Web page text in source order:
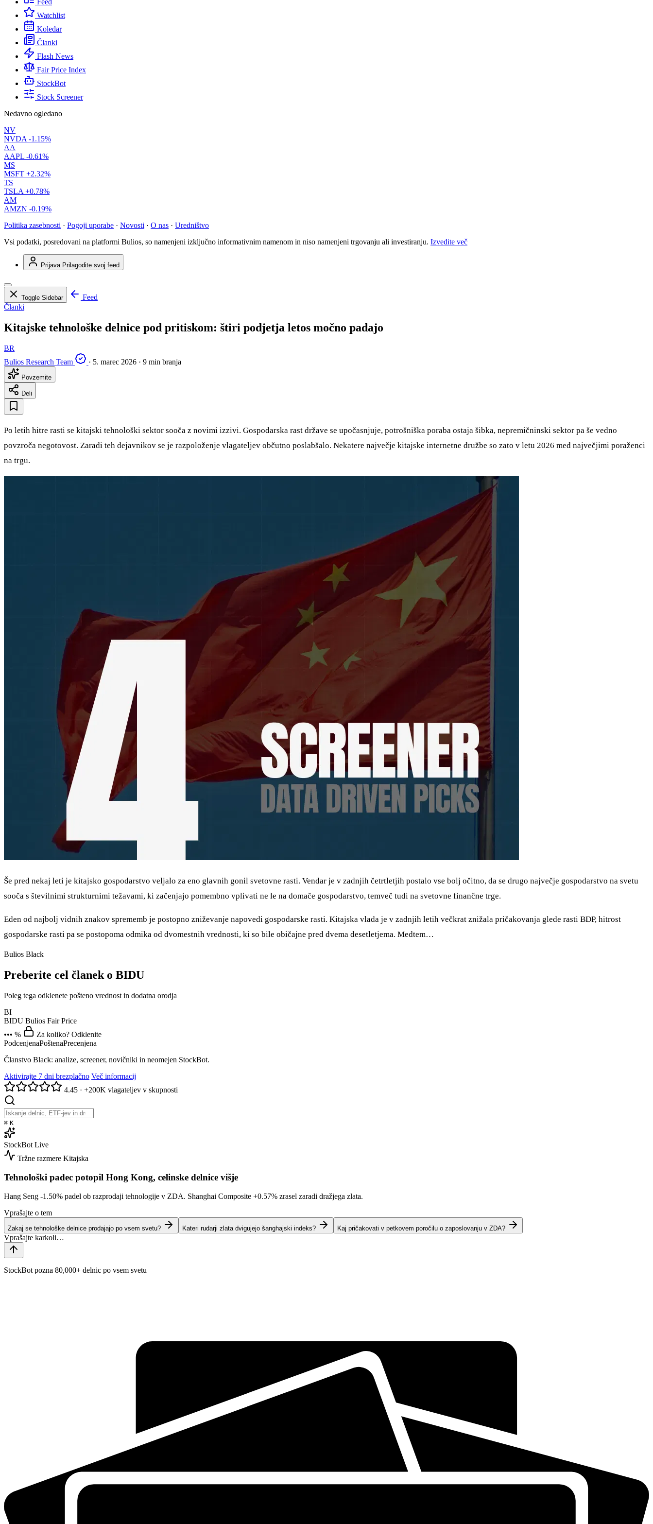
Feed
Watchlist
Koledar
Članki
Flash News
Fair Price Index
StockBot
Stock Screener
Nedavno ogledano
NV
NVDA -1.15%
AA
AAPL -0.61%
MS
MSFT +2.32%
TS
TSLA +0.78%
AM
AMZN -0.19%
Politika zasebnosti · Pogoji uporabe · Novosti · O nas · Uredništvo
Vsi podatki, posredovani na platformi Bulios, so namenjeni izključno informativnim namenom in niso namenjeni trgovanju ali investiranju. Izvedite več
Prijava Prilagodite svoj feed
Toggle Sidebar
Feed
Članki
Kitajske tehnološke delnice pod pritiskom: štiri podjetja letos močno padajo
BR
Bulios Research Team
· 5. marec 2026 · 9 min branja
Povzemite
Deli
Po letih hitre rasti se kitajski tehnološki sektor sooča z novimi izzivi. Gospodarska rast države se upočasnjuje, potrošniška poraba ostaja šibka, nepremičninski sektor pa še vedno
povzroča negotovost. Zaradi teh dejavnikov se je razpoloženje vlagateljev občutno poslabšalo. Nekatere največje kitajske internetne družbe so zato v letu 2026 med največjimi poraženci
na trgu.
Še pred nekaj leti je kitajsko gospodarstvo veljalo za eno glavnih gonil svetovne rasti. Vendar je v zadnjih četrtletjih postalo vse bolj očitno, da se drugo največje gospodarstvo na svetu
sooča s številnimi strukturnimi težavami, ki začenjajo pomembno vplivati ne le na domače gospodarstvo, temveč tudi na svetovne finančne trge.
Eden od najbolj vidnih znakov sprememb je postopno zniževanje napovedi gospodarske rasti. Kitajska vlada je v zadnjih letih večkrat znižala pričakovanja glede rasti BDP, hitrost
gospodarske rasti pa se postopoma odmika od dvomestnih vrednosti, ki so bile običajne pred dvema desetletjema. Medtem…
Bulios Black
Preberite cel članek o BIDU
Poleg tega odklenete pošteno vrednost in dodatna orodja
BI
BIDU Bulios Fair Price
••• %
Za koliko? Odklenite
PodcenjenaPoštenaPrecenjena
Članstvo Black: analize, screener, novičniki in neomejen StockBot.
Aktivirajte 7 dni brezplačno Več informacij
4.45 · +200K vlagateljev v skupnosti
⌘ K
StockBot Live
Tržne razmere Kitajska
Tehnološki padec potopil Hong Kong, celinske delnice višje
Hang Seng -1.50% padel ob razprodaji tehnologije v ZDA. Shanghai Composite +0.57% zrasel zaradi dražjega zlata.
Vprašajte o tem
Zakaj se tehnološke delnice prodajajo po vsem svetu? Kateri rudarji zlata dvigujejo šanghajski indeks? Kaj pričakovati v petkovem poročilu o zaposlovanju v ZDA?
StockBot pozna 80,000+ delnic po vsem svetu